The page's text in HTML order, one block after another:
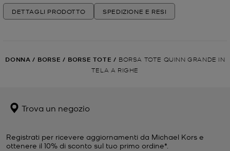
DETTAGLI PRODOTTO SPEDIZIONE E RESI
DONNA / BORSE / BORSE TOTE / BORSA TOTE QUINN GRANDE IN
TELA A RIGHE
Trova un negozio
Registrati per ricevere aggiornamenti da Michael Kors e
ottenere il 10% di sconto sul tuo primo ordine*.